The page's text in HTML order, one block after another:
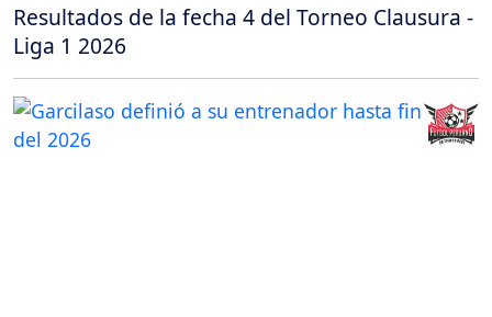
Resultados de la fecha 4 del Torneo Clausura -
Liga 1 2026